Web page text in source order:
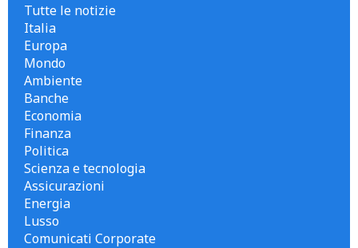
Tutte le notizie
Italia
Europa
Mondo
Ambiente
Banche
Economia
Finanza
Politica
Scienza e tecnologia
Assicurazioni
Energia
Lusso
Comunicati Corporate